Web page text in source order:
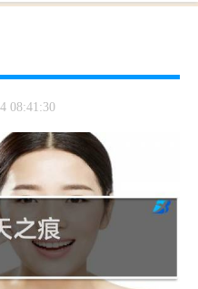
08:41:30